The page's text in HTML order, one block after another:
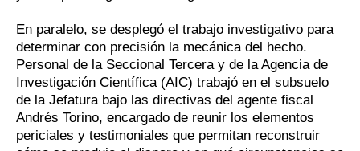
En paralelo, se desplegó el trabajo investigativo para
determinar con precisión la mecánica del hecho.
Personal de la Seccional Tercera y de la Agencia de
Investigación Científica (AIC) trabajó en el subsuelo
de la Jefatura bajo las directivas del agente fiscal
Andrés Torino, encargado de reunir los elementos
periciales y testimoniales que permitan reconstruir